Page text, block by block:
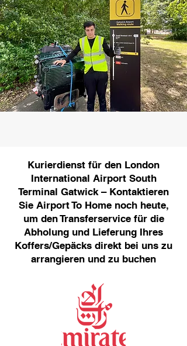
Kurierdienst für den London
International Airport South
Terminal Gatwick – Kontaktieren
Sie Airport To Home noch heute,
um den Transferservice für die
Abholung und Lieferung Ihres
Koffers/Gepäcks direkt bei uns zu
arrangieren und zu buchen